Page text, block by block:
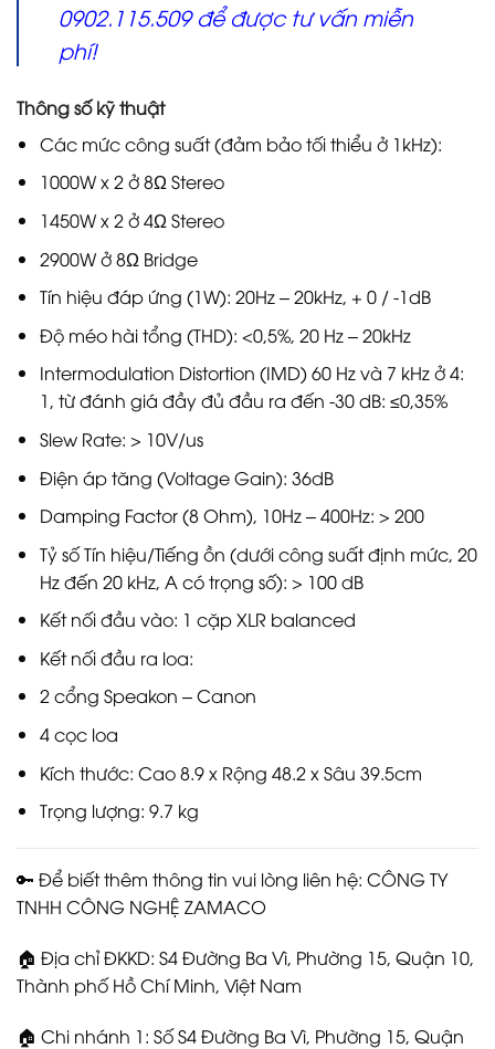
0902.115.509 để được tư vấn miễn
phí!
Thông số kỹ thuật
Các mức công suất (đảm bảo tối thiểu ở 1kHz):
1000W x 2 ở 8Ω Stereo
1450W x 2 ở 4Ω Stereo
2900W ở 8Ω Bridge
Tín hiệu đáp ứng (1W): 20Hz – 20kHz, + 0 / -1dB
Độ méo hài tổng (THD): <0,5%, 20 Hz – 20kHz
Intermodulation Distortion (IMD) 60 Hz và 7 kHz ở 4:
1, từ đánh giá đầy đủ đầu ra đến -30 dB: ≤0,35%
Slew Rate: > 10V/us
Điện áp tăng (Voltage Gain): 36dB
Damping Factor (8 Ohm), 10Hz – 400Hz: > 200
Tỷ số Tín hiệu/Tiếng ồn (dưới công suất định mức, 20
Hz đến 20 kHz, A có trọng số): > 100 dB
Kết nối đầu vào: 1 cặp XLR balanced
Kết nối đầu ra loa:
2 cổng Speakon – Canon
4 cọc loa
Kích thước: Cao 8.9 x Rộng 48.2 x Sâu 39.5cm
Trọng lượng: 9.7 kg
🔑 Để biết thêm thông tin vui lòng liên hệ: CÔNG TY
TNHH CÔNG NGHỆ ZAMACO
🏠 Địa chỉ ĐKKD: S4 Đường Ba Vì, Phường 15, Quận 10,
Thành phố Hồ Chí Minh, Việt Nam
🏠 Chi nhánh 1: Số S4 Đường Ba Vì, Phường 15, Quận